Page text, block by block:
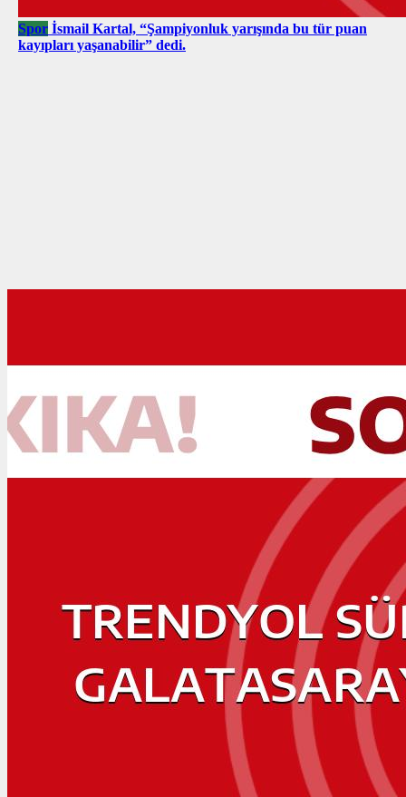
Spor İsmail Kartal, “Şampiyonluk yarışında bu tür puan
kayıpları yaşanabilir” dedi.